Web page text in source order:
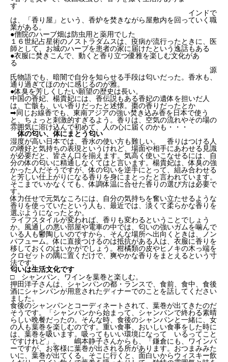
す
インドで
は、「香り屋」という、香炉を焚きながら屋敷内を回っていく職
業がある。
●僧院のハーブ畑は防虫用と薬用でした
１６世紀占星術のノストラダムスは、疫病が流行ったときに、医
師として、お城のハーブを患者の家に届けたという逸話もある
●衣服に焚きこんで、動くと香り立つ優雅を楽しむ文化があ
る
源
氏物語でも、暗闇で自分を知らせる手段は匂いだった。香水も、
通り過ぎてほのかに感じるのが雅。
●体臭を芳しくしたい願望の歴史は長い。
中国の香妃、楊貴妃には、香伝説もある香妃の遺体を担いだ人
は、亡骸も、いい香りだったと述懐。棗の香りだったとか
➡同じお線香でも、東南アジアの強い焚き込み香を日本で使う
と、ちょっと刺激的すぎるよう。香りは、空気の流れやその場の
雰囲気に溶け込んで初めて、人の心に届くのかも・・・
体の匂い、体にまとう匂い
湿度が高い日本では、香水の使い方も難しい。 香りはつける人
の嗜好と気持ちの表現というけれど、場面や相手にあわせる見識
が必要だと、皆さん口を揃えます。気高く使いこなせるには、自
分の体の匂いに精通しなくてはと言います。楊貴妃は、体臭の強
かった人だそうですが、体の匂いを逆手にとって、組み合わせる
と芳しい仕上がりになる香りを身にまとったと言われています。
そこまでいかなくても、体調体温に合せた香りの選び方は必要で
す。
体力任せで元気なころには、自分の気持ちを奮い立たせるような
香りを使っていたという人も、最近では、淡くて柔らかな香りを
選ぶようになったとか。
ライフスタイルが変われば、香りも変わるということでしょう
か。風通しの悪い部屋や電車の中では、匂いの強いガムを噛んで
いる人も鬱陶しいのですから、そんな場所へ出向くときは、ノン
パフューム。体に直接つけるのは抵抗がある人は、衣服に香りを
移しておくのはいかがでしょう。柑橘類の皮やヒノキの木っ端を
クロゼットの隅に置くだけで、爽やかな香りをまとえるという寸
法です。
匂いは生活文化です
□ シャンパン、ワインを葉巻と楽しむ。
押田洋子さんは、シャンパンの都・ランスで、食前、食中、食後
酒にシャンパンが用意されたディナーでのことを話してください
ました。
食後のシャンパンとコーディネートされて、葉巻が出てきたのだ
そうです。「シャンパンから始まって、シャンパンで終わる素晴
らしい晩餐だったの。そんな時、食後のシャンパンと一緒に、女
の人も葉巻を楽しむのです。重い食事、おいしい食事をした時に
は、葉巻を吸います。吸ってもいい環境になって いるってこと
ですけれど」。 嶋本静子さんからも、「鎌倉にも、ワインバ
ーですが、お客様に葉巻が出される所があります。おつまみみた
いに、葉巻が出てくる。そこに行くと、面白いからウィスキー飲